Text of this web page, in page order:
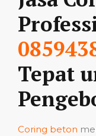
Tepat
Coring beton